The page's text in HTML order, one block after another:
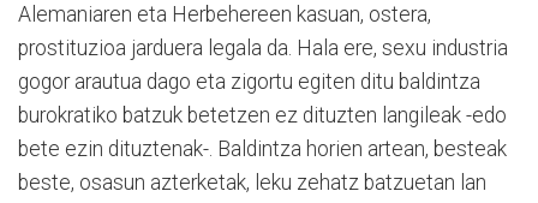
Alemaniaren eta Herbehereen kasuan, ostera,
prostituzioa jarduera legala da. Hala ere, sexu industria
gogor arautua dago eta zigortu egiten ditu baldintza
burokratiko batzuk betetzen ez dituzten langileak -edo
bete ezin dituztenak-. Baldintza horien artean, besteak
beste, osasun azterketak, leku zehatz batzuetan lan